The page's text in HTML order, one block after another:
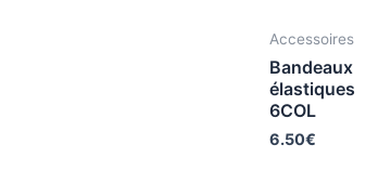
Accessoires
Bandeaux
élastiques
6COL
6.50€